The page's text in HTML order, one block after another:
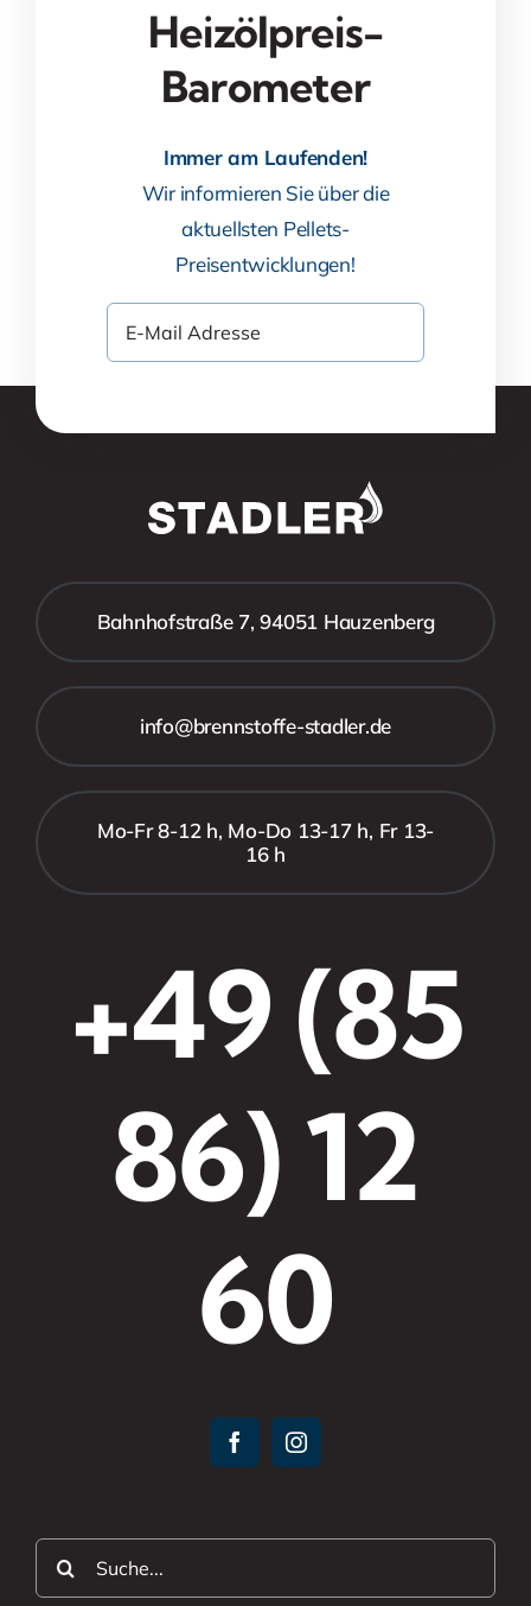
Heizölpreis-
Barometer
Immer am Laufenden!
Wir informieren Sie über die
aktuellsten Pellets-
Preisentwicklungen!
Bahnhofstraße 7, 94051 Hauzenberg
info@brennstoffe-stadler.de
Mo-Fr 8-12 h, Mo-Do 13-17 h, Fr 13-
16 h
+49 (85
86) 12
60
Suche
nach: